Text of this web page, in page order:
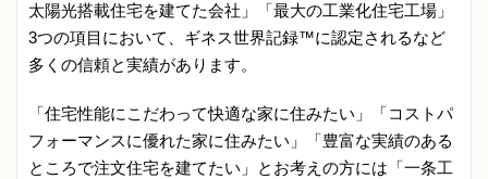
太陽光搭載住宅を建てた会社」「最大の工業化住宅工場」
3つの項目において、ギネス世界記録™に認定されるなど
多くの信頼と実績があります。
「住宅性能にこだわって快適な家に住みたい」「コストパ
フォーマンスに優れた家に住みたい」「豊富な実績のある
ところで注文住宅を建てたい」とお考えの方には「一条工